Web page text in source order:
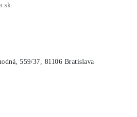
559/37, 81106 Bratislava